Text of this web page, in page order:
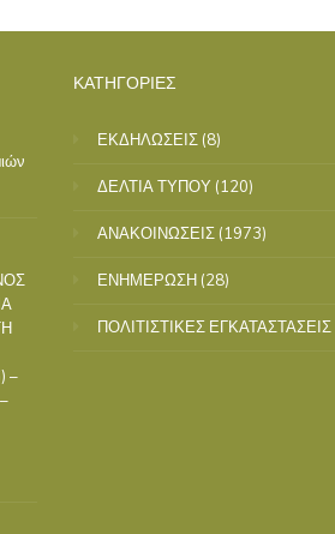
–
ΚΑΤΗΓΟΡΙΕΣ
ΕΚΔΗΛΩΣΕΙΣ (8)
ΔΕΛΤΙΑ ΤΥΠΟΥ (120)
ΑΝΑΚΟΙΝΩΣΕΙΣ (1973)
ΕΝΗΜΕΡΩΣΗ (28)
ΠΟΛΙΤΙΣΤΙΚΕΣ ΕΓΚΑΤΑΣΤΑΣΕΙΣ